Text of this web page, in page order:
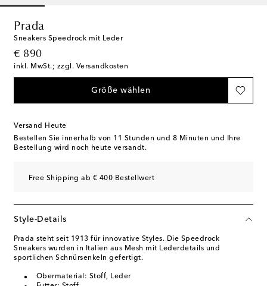
Prada
Sneakers Speedrock mit Leder
€ 890
original price
inkl. MwSt.; zzgl. Versandkosten
Größe wählen
Versand Heute
Bestellen Sie innerhalb von 11 Stunden und 8 Minuten und Ihre
Bestellung wird noch heute versandt.
Free Shipping ab € 400 Bestellwert
Style-Details
Prada steht seit 1913 für innovative Styles. Die Speedrock
Sneakers wurden in Italien aus Mesh mit Lederdetails und
sportlichen Schnürsenkeln gefertigt.
Obermaterial: Stoff, Leder